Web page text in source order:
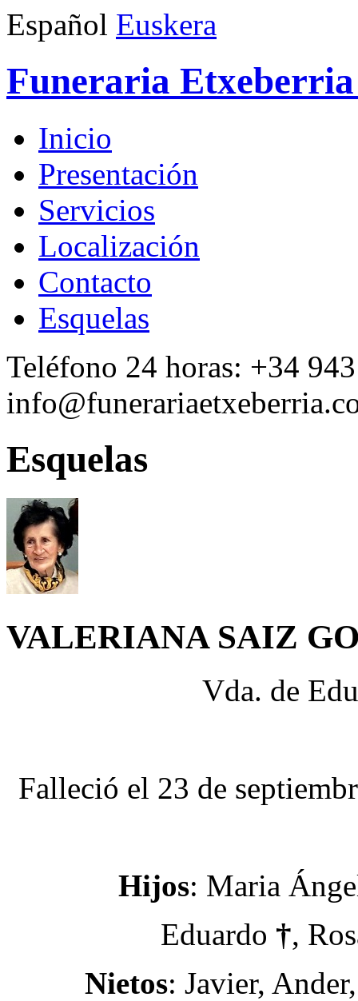
Español Euskera
Funeraria
Inicio
Presentación
Servicios
Localización
Contacto
Esquelas
Teléfono 24 horas: +34
Esquelas
VALERIANA SAIZ
Vda. de
Falleció el 23 de
Hijos: Maria
Eduardo †,
Nietos: Javier,